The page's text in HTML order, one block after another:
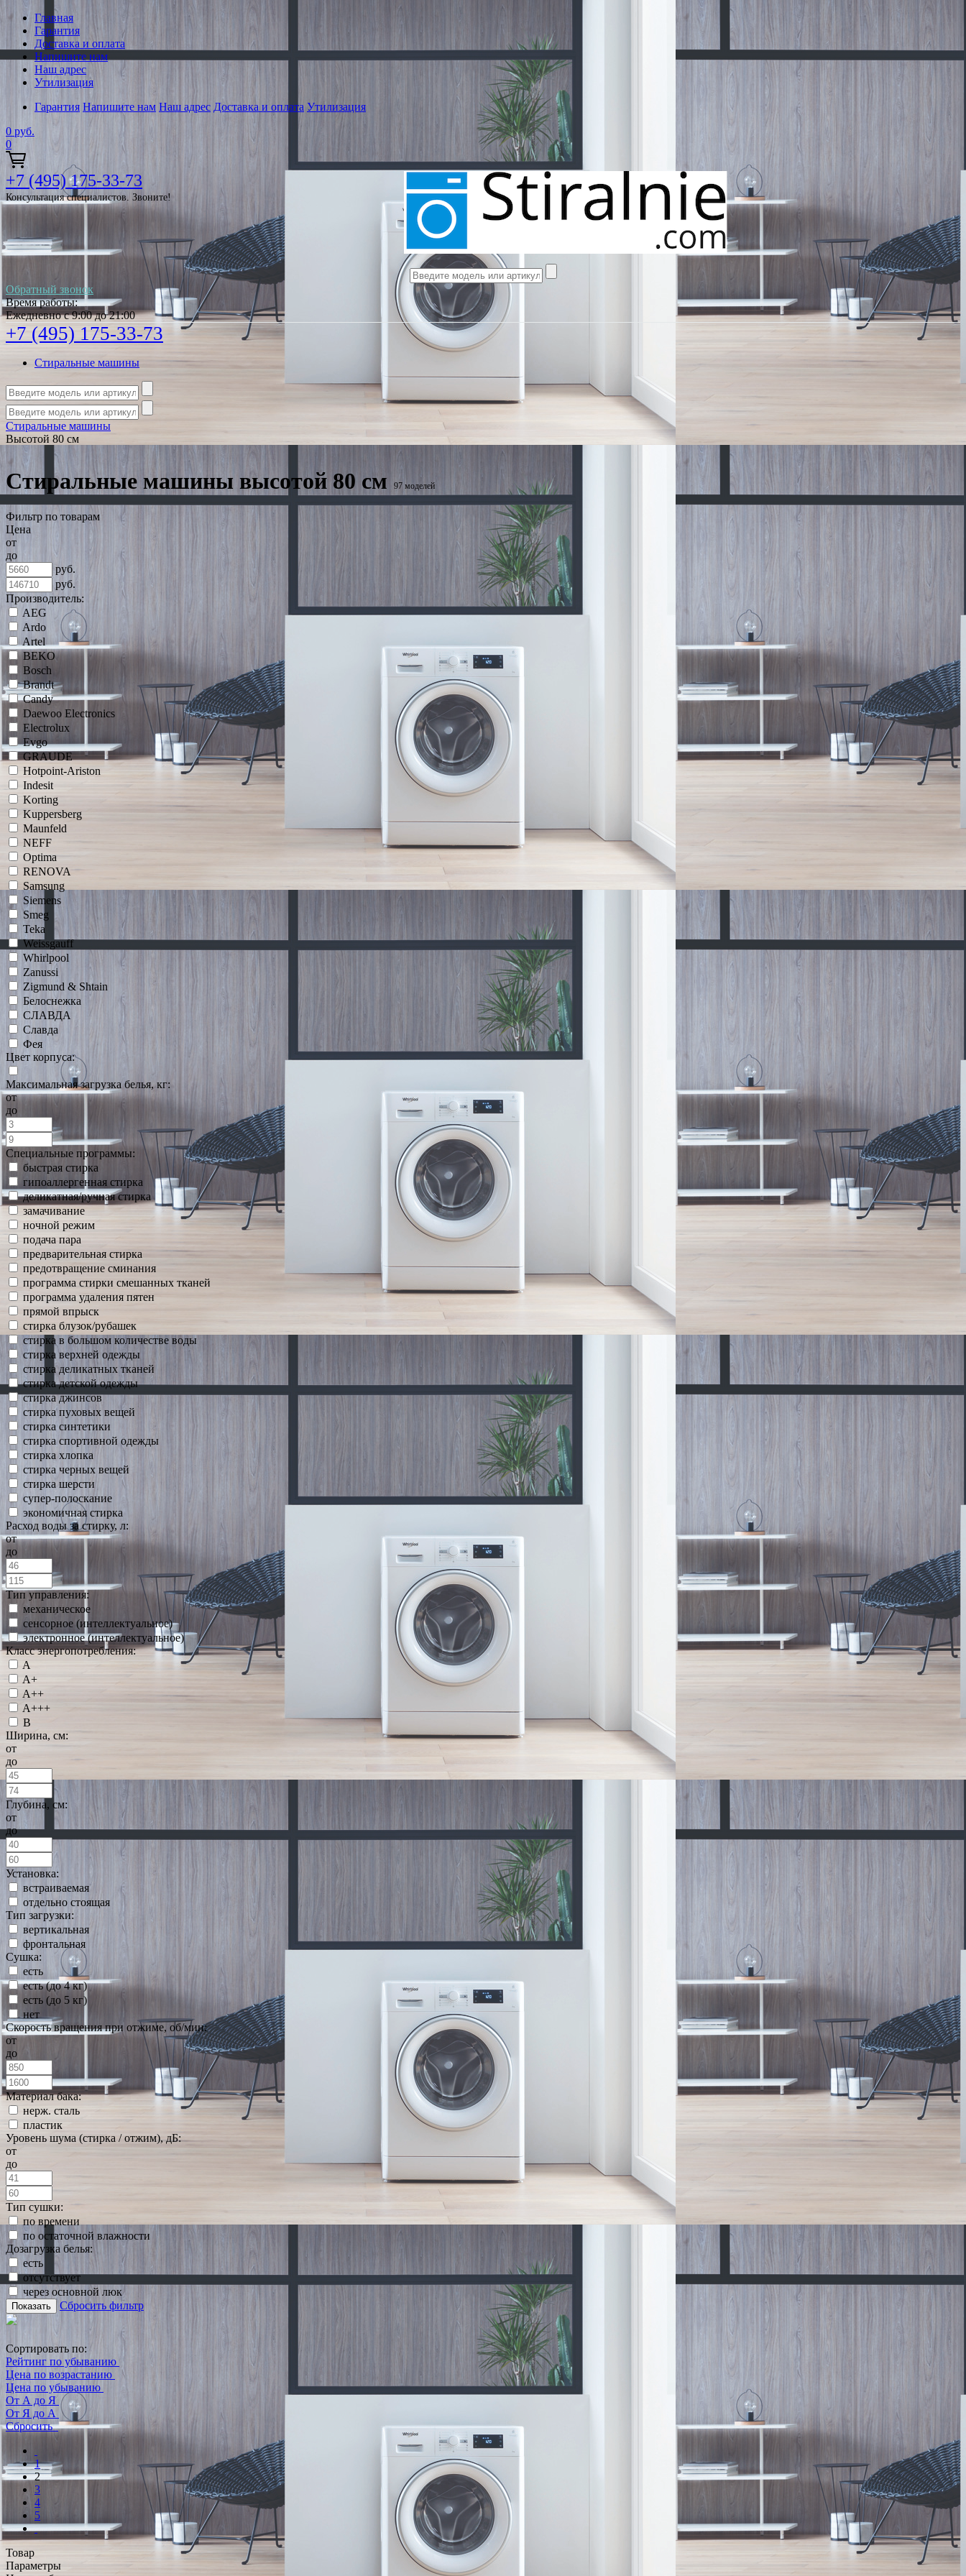
Главная
Гарантия
Доставка и оплата
Напишите нам
Наш адрес
Утилизация
Гарантия Напишите нам Наш адрес Доставка и оплата Утилизация
0 руб.
0
+7 (495) 175-33-73
Консультация специалистов. Звоните!
Обратный звонок
Время работы:
Ежедневно с 9:00 до 21:00
+7 (495) 175-33-73
Стиральные машины
Стиральные машины
Высотой 80 см
Стиральные машины высотой 80 см 97 моделей
Фильтр по товарам
Цена
от
до
руб.
руб.
Производитель:
AEG
Ardo
Artel
BEKO
Bosch
Brandt
Candy
Daewoo Electronics
Electrolux
Evgo
GRAUDE
Hotpoint-Ariston
Indesit
Korting
Kuppersberg
Maunfeld
NEFF
Optima
RENOVA
Samsung
Siemens
Smeg
Teka
Weissgauff
Whirlpool
Zanussi
Zigmund & Shtain
Белоснежка
СЛАВДА
Славда
Фея
Цвет корпуса:
Максимальная загрузка белья, кг:
от
до
Специальные программы:
быстрая стирка
гипоаллергенная стирка
деликатная/ручная стирка
замачивание
ночной режим
подача пара
предварительная стирка
предотвращение сминания
программа стирки смешанных тканей
программа удаления пятен
прямой впрыск
стирка блузок/рубашек
стирка в большом количестве воды
стирка верхней одежды
стирка деликатных тканей
стирка детской одежды
стирка джинсов
стирка пуховых вещей
стирка синтетики
стирка спортивной одежды
стирка хлопка
стирка черных вещей
стирка шерсти
супер-полоскание
экономичная стирка
Расход воды за стирку, л:
от
до
Тип управления:
механическое
сенсорное (интеллектуальное)
электронное (интеллектуальное)
Класс энергопотребления:
A
A+
A++
A+++
B
Ширина, см:
от
до
Глубина, см:
от
до
Установка:
встраиваемая
отдельно стоящая
Тип загрузки:
вертикальная
фронтальная
Сушка:
есть
есть (до 4 кг)
есть (до 5 кг)
нет
Скорость вращения при отжиме, об/мин:
от
до
Материал бака:
нерж. сталь
пластик
Уровень шума (стирка / отжим), дБ:
от
до
Тип сушки:
по времени
по остаточной влажности
Дозагрузка белья:
есть
отсутствует
через основной люк
Показать Сбросить фильтр
Сортировать по:
Рейтинг по убыванию
Цена по возрастанию
Цена по убыванию
От А до Я
От Я до А
Сбросить
1
2
3
4
5
Товар
Параметры